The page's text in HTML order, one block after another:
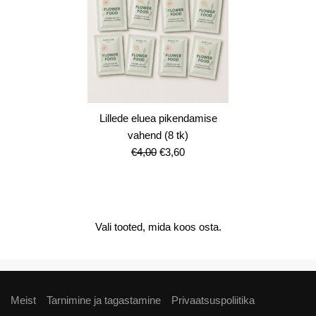
Lillede eluea pikendamise
vahend (8 tk)
€4,00 Algne
€3,60Current
Vali tooted, mida koos osta.
Meist Tarnimine ja tagastamine Privaatsuspoliitika